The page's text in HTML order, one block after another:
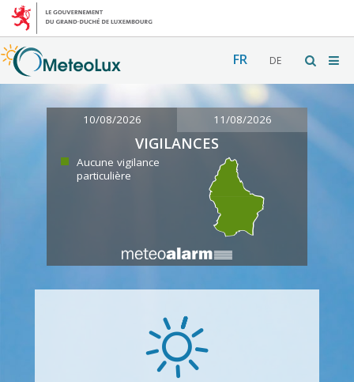
FR DE
10/08/2026 11/08/2026
VIGILANCES
Aucune vigilance
particulière